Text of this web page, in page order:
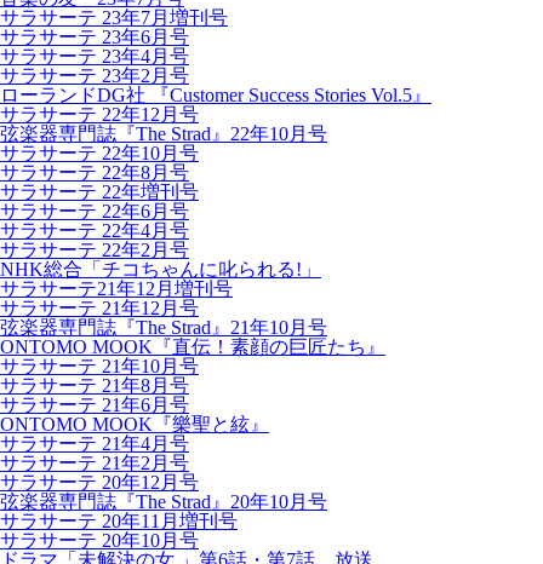
サラサーテ 23年7月増刊号
サラサーテ 23年6月号
サラサーテ 23年4月号
サラサーテ 23年2月号
ローランドDG社 『Customer Success Stories Vol.5』
サラサーテ 22年12月号
弦楽器専門誌『The Strad』22年10月号
サラサーテ 22年10月号
サラサーテ 22年8月号
サラサーテ 22年増刊号
サラサーテ 22年6月号
サラサーテ 22年4月号
サラサーテ 22年2月号
NHK総合「チコちゃんに叱られる!」
サラサーテ21年12月増刊号
サラサーテ 21年12月号
弦楽器専門誌『The Strad』21年10月号
ONTOMO MOOK『直伝！素顔の巨匠たち』
サラサーテ 21年10月号
サラサーテ 21年8月号
サラサーテ 21年6月号
ONTOMO MOOK『樂聖と絃』
サラサーテ 21年4月号
サラサーテ 21年2月号
サラサーテ 20年12月号
弦楽器専門誌『The Strad』20年10月号
サラサーテ 20年11月増刊号
サラサーテ 20年10月号
ドラマ「未解決の女 」第6話・第7話 放送